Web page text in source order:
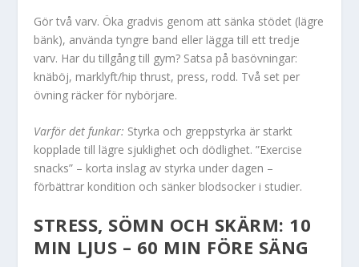
Gör två varv. Öka gradvis genom att sänka stödet (lägre
bänk), använda tyngre band eller lägga till ett tredje
varv. Har du tillgång till gym? Satsa på basövningar:
knäböj, marklyft/hip thrust, press, rodd. Två set per
övning räcker för nybörjare.
Varför det funkar: Styrka och greppstyrka är starkt
kopplade till lägre sjuklighet och dödlighet. ”Exercise
snacks” – korta inslag av styrka under dagen –
förbättrar kondition och sänker blodsocker i studier.
STRESS, SÖMN OCH SKÄRM: 10
MIN LJUS – 60 MIN FÖRE SÄNG